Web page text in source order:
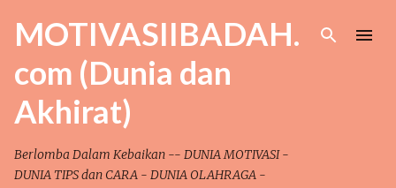
Skip to main content
MOTIVASIIBADAH.
com (Dunia dan
Akhirat)
Berlomba Dalam Kebaikan -- DUNIA MOTIVASI -
DUNIA TIPS dan CARA - DUNIA OLAHRAGA -